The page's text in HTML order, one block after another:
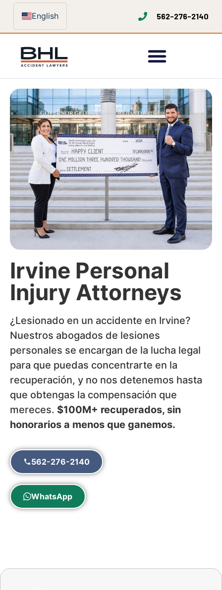
English 562-276-2140
Irvine Personal
Injury Attorneys
¿Lesionado en un accidente en Irvine?
Nuestros abogados de lesiones
personales se encargan de la lucha legal
para que puedas concentrarte en la
recuperación, y no nos detenemos hasta
que obtengas la compensación que
mereces. $100M+ recuperados, sin
honorarios a menos que ganemos.
562-276-2140
WhatsApp